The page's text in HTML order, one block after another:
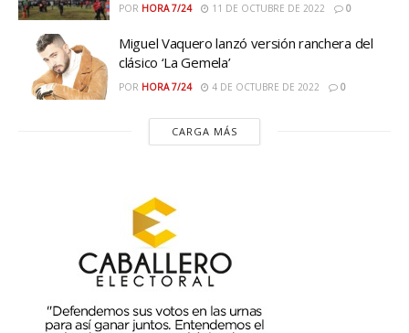
POR HORA 7/24 11 DE OCTUBRE DE 2022 0
Miguel Vaquero lanzó versión ranchera del
clásico ‘La Gemela’
POR HORA 7/24 4 DE OCTUBRE DE 2022 0
CARGA MÁS